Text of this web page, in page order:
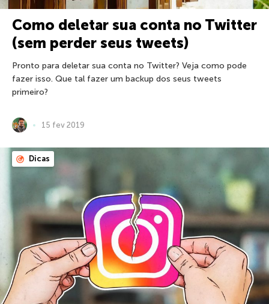
Como deletar sua conta no Twitter
(sem perder seus tweets)
Pronto para deletar sua conta no Twitter? Veja como pode
fazer isso. Que tal fazer um backup dos seus tweets
primeiro?
15 fev 2019
Dicas